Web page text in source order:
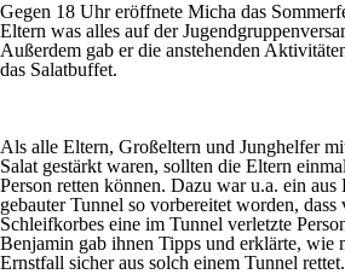
Gegen 18 Uhr eröffnete Micha das
Eltern was alles auf der
Außerdem gab er die anstehenden
das Salatbuffet.
Als alle Eltern, Großeltern und Junghelfer
Salat gestärkt waren, sollten die Eltern
Person retten können. Dazu war u.a. ein
gebauter Tunnel so vorbereitet worden,
Schleifkorbes eine im Tunnel verletzte
Benjamin gab ihnen Tipps und erklärte, wie
Ernstfall sicher aus solch einem Tunnel rettet.